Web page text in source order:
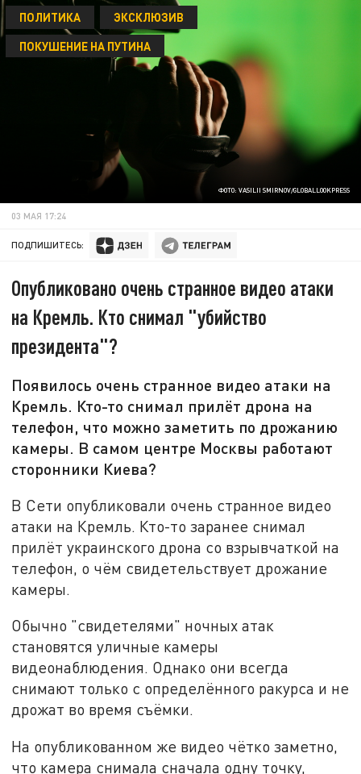
ФОТО: VASILII SMIRNOV/GLOBALLOOKPRESS
ПОЛИТИКА
ЭКСКЛЮЗИВ
ПОКУШЕНИЕ НА ПУТИНА
03 МАЯ 17:24
ПОДПИШИТЕСЬ:
Опубликовано очень странное видео атаки
на Кремль. Кто снимал "убийство
президента"?
Появилось очень странное видео атаки на
Кремль. Кто-то снимал прилёт дрона на
телефон, что можно заметить по дрожанию
камеры. В самом центре Москвы работают
сторонники Киева?
В Сети опубликовали очень странное видео
атаки на Кремль. Кто-то заранее снимал
прилёт украинского дрона со взрывчаткой на
телефон, о чём свидетельствует дрожание
камеры.
Обычно "свидетелями" ночных атак
становятся уличные камеры
видеонаблюдения. Однако они всегда
снимают только с определённого ракурса и не
дрожат во время съёмки.
На опубликованном же видео чётко заметно,
что камера снимала сначала одну точку,